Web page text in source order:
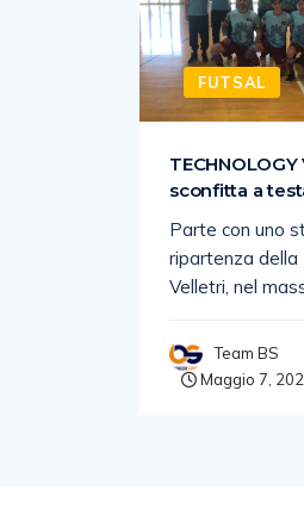
FUTSAL
TECHNOLOGY
sconfitta a
Parte con uno
ripartenza della
Velletri, nel
Team BS
Maggio 7,